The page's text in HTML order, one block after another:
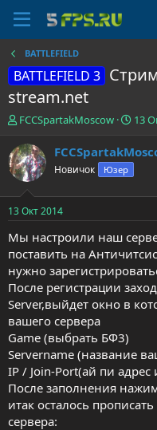
BATTLEFIELD
BATTLEFIELD 3
stream.net
А
т
о
р
е
м
ы
FCCSpartakMoscow
Д
т
а
н
л
13
Новичок Юзер
13 Окт 2014
Мы настроили наш
поставить на
нужно
После регистрации
Server,выйдет окно в
вашего сервера
Game (выбрать БФ3)
Servername (название
IP / Join-Port(ай пи адрес
После заполнения
итак осталось
сервера: